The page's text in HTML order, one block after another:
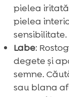
pielea
pielea
sensibilitate.
Labe:
degete și
semne.
sau blana